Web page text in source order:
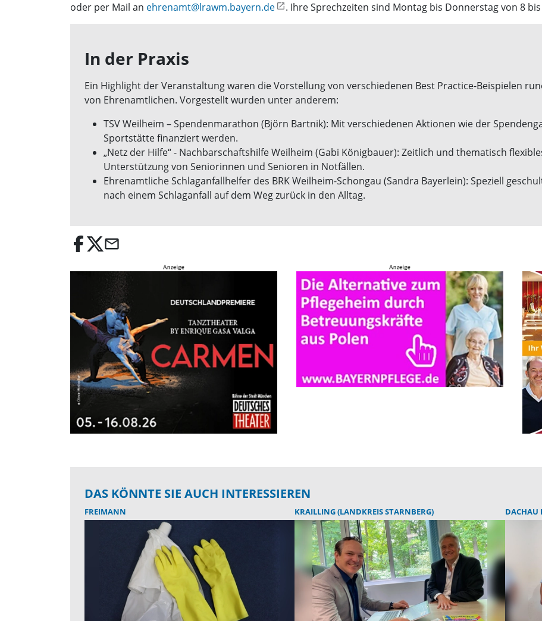
oder per Mail an ehrenamt@lrawm.bayern.de . Ihre Sprechzeiten sind Montag bis Donnerstag von 8
In der Praxis
Ein Highlight der Veranstaltung waren die Vorstellung von verschiedenen Best Practice-Beispielen
von Ehrenamtlichen. Vorgestellt wurden unter anderem:
TSV Weilheim – Spendenmarathon (Björn Bartnik): Mit verschiedenen Aktionen wie der
Sportstätte finanziert werden.
„Netz der Hilfe“ - Nachbarschaftshilfe Weilheim (Gabi Königbauer): Zeitlich und thematisch
Unterstützung von Seniorinnen und Senioren in Notfällen.
Ehrenamtliche Schlaganfallhelfer des BRK Weilheim-Schongau (Sandra Bayerlein): Speziell
nach einem Schlaganfall auf dem Weg zurück in den Alltag.
email
DAS KÖNNTE SIE AUCH INTERESSIEREN
FREIMANN KRAILLING (LANDKREIS STARNBERG) DACHAU